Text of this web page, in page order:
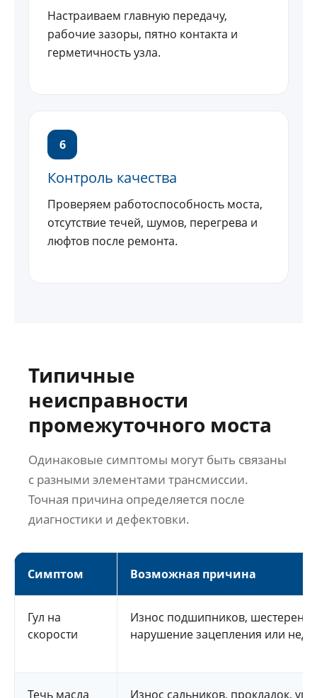
Настраиваем главную передачу,
рабочие зазоры, пятно контакта и
герметичность узла.
6
Контроль качества
Проверяем работоспособность моста,
отсутствие течей, шумов, перегрева и
люфтов после ремонта.
Типичные
неисправности
промежуточного моста
Одинаковые симптомы могут быть связаны
с разными элементами трансмиссии.
Точная причина определяется после
диагностики и дефектовки.
Симптом Возможная причина
Гул на
скорости
Износ подшипников, шестерен
нарушение зацепления или
Течь масла Износ сальников, прокладок,